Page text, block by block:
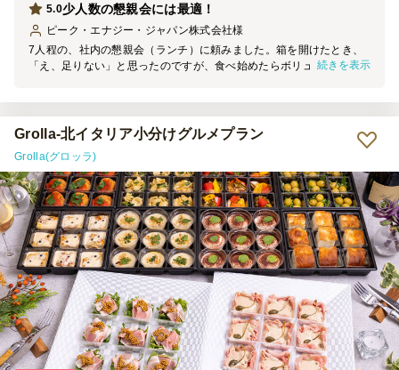
少人数の懇親会には最適！
5.0
ピーク・エナジー・ジャパン株式会社様
7人程の、社内の懇親会（ランチ）に頼みました。箱を開けたとき、
「え、足りない」と思ったのですが、食べ始めたらボリュームもあ
続きを表示
Grolla‐北イタリア小分けグルメプラン
Grolla(グロッラ)